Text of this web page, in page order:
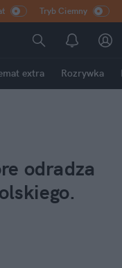
Tryb Ciemny
extra Rozrywka
odradza